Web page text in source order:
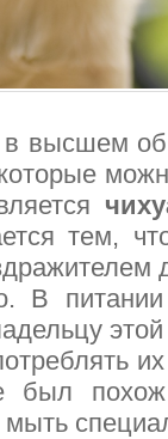
в высшем
тем,
В
был
мыть